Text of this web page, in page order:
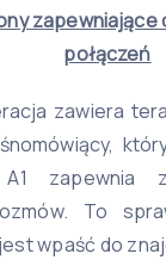
zapewniające
połączeń
zawiera
A1 zapewnia
To
wpaść do